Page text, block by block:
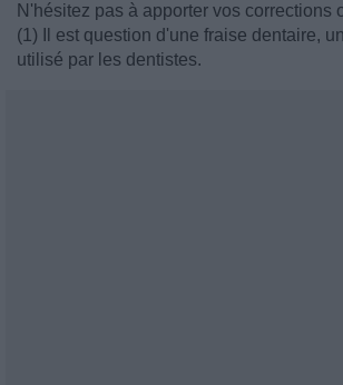
N'hésitez pas à apporter vos corrections
(1) Il est question d'une fraise dentaire,
utilisé par les dentistes.